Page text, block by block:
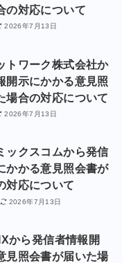
の対応について
2026年7月13日
トワーク株式会社か
開示にかかる意見照
場合の対応について
2026年7月13日
ックスコムから発信
かかる意見照会書が
対応について
2026年7月13日
から発信者情報開
見照会書が届いた場